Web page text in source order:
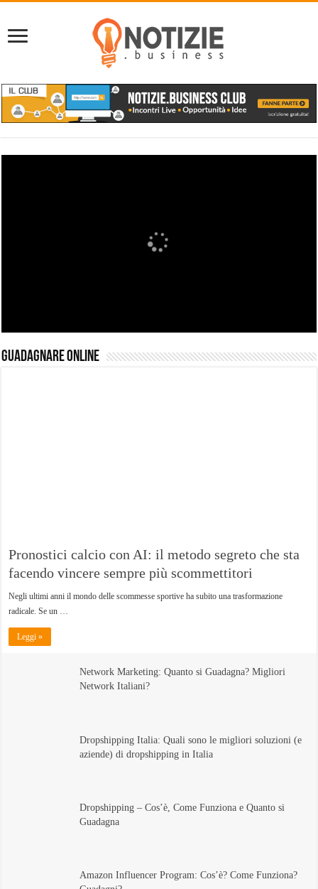
Guadagnare Online
Pronostici calcio con AI: il metodo segreto che sta
facendo vincere sempre più scommettitori
Negli ultimi anni il mondo delle scommesse sportive ha subito una trasformazione
radicale. Se un …
Leggi »
Network Marketing: Quanto si Guadagna? Migliori
Network Italiani?
Dropshipping Italia: Quali sono le migliori soluzioni (e
aziende) di dropshipping in Italia
Dropshipping – Cos’è, Come Funziona e Quanto si
Guadagna
Amazon Influencer Program: Cos’è? Come Funziona?